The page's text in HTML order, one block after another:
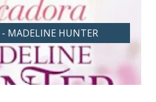
PROVOCANTE